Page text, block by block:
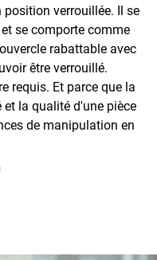
verrouillée. Il se
se comporte comme
rabattable avec
être verrouillé.
requis. Et parce que la
la qualité d'une pièce
de manipulation en